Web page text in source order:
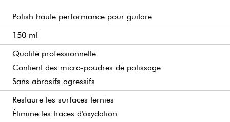
Polish haute performance pour guitare
150 ml
Qualité professionnelle
Contient des micro-poudres de polissage
Sans abrasifs agressifs
Restaure les surfaces ternies
Élimine les traces d'oxydation